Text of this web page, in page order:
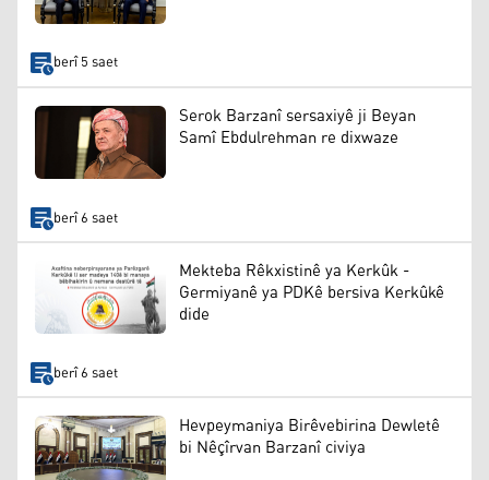
berî 5 saet
Serok Barzanî sersaxiyê ji Beyan
Samî Ebdulrehman re dixwaze
berî 6 saet
Mekteba Rêkxistinê ya Kerkûk -
Germiyanê ya PDKê bersiva Kerkûkê
dide
berî 6 saet
Hevpeymaniya Birêvebirina Dewletê
bi Nêçîrvan Barzanî civiya